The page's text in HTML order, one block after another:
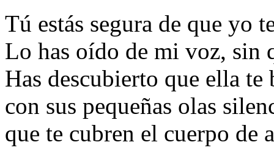
Tú estás segura de que yo
Lo has oído de mi voz, sin
Has descubierto que ella te
con sus pequeñas olas
que te cubren el cuerpo de